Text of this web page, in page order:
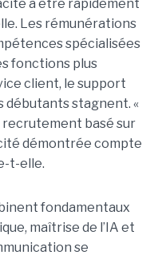
à être rapidement
Les rémunérations
spécialisées
fonctions plus
client, le support
débutants stagnent. «
recrutement basé sur
démontrée compte
t-elle.
fondamentaux
maîtrise de l’IA et
se